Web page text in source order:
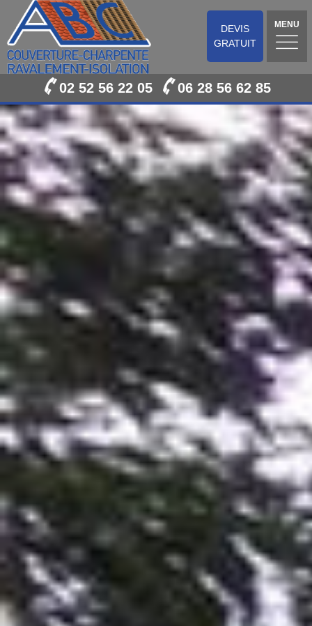
DEVIS
GRATUIT
MENU
02 52 56 22 05 06 28 56 62 85